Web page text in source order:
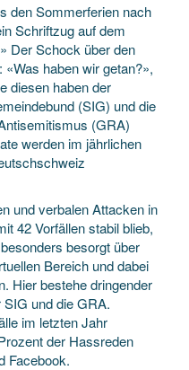
den Sommerferien nach
Schriftzug auf dem
Der Schock über den
haben wir getan?»,
diesen haben der
(SIG) und die
(GRA)
werden im jährlichen
und verbalen Attacken in
42 Vorfällen stabil blieb,
besorgt über
Bereich und dabei
Hier bestehe dringender
und die GRA.
im letzten Jahr
der Hassreden
Facebook.